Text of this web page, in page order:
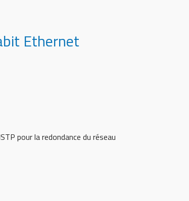
Ethernet
pour la redondance du réseau